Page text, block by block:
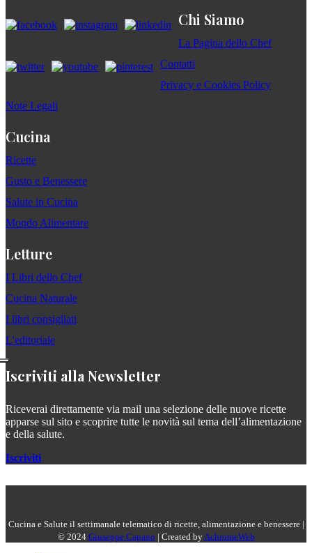
Chi Siamo
La Pagina dello Chef
Contatti
Privacy e Cookies Policy
Note Legali
Cucina
Ricette
Gusto e Benessere
Salute in Cucina
Mondo Alimentare
Letture
I Libri dello Chef
Cucina Naturale
I libri consigliati
L'editoriale
Iscriviti alla Newsletter
Riceverai direttamente via mail una selezione delle nuove ricette
apparse sul sito e scoprire tutte le novità sul tema dell’alimentazione
e della salute.
Iscriviti
Cucina e Salute il settimanale telematico di ricette, alimentazione e benessere |
© 2024 Giuseppe Capano | Created byAchromeWeb